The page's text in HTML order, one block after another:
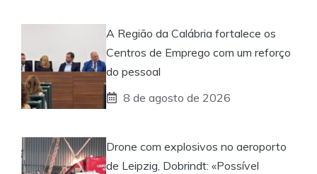
A Região da Calábria fortalece os
Centros de Emprego com um reforço
do pessoal
8 de agosto de 2026
Drone com explosivos no aeroporto
de Leipzig, Dobrindt: «Possível